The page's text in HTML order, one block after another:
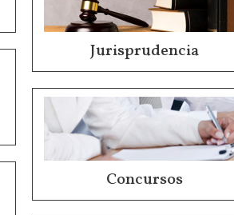
Jurisprudencia
Concursos